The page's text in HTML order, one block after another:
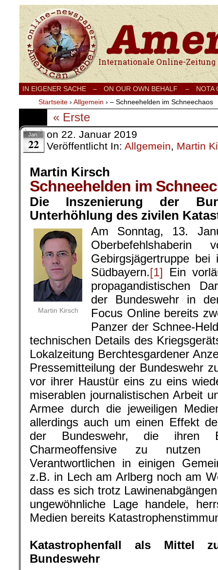
Internationale Onlinezeitung für Frieden,
IN EIGENER SACHE – ON OUR OWN BEHALF –
NOTA
Startseite › Allgemein › – Schneehelden im Schneechaos
« Erste
Jan.
22
on 22. Januar 2019
Veröffentlicht In: Allgemein, Martin
Martin Kirsch
Schneehelden im
Die Inszenierung der
Unterhöhlung des zivilen
Martin Kirsch
Am Sonntag, 13.
Gebirgsjägertruppe
Südbayern.[1] Ein
propagandistischen
der Bundeswehr in
Focus Online bereits
Panzer der Schnee-
technischen Details des
Lokalzeitung Berchtesgardener
Pressemitteilung der Bundeswehr
vor ihrer Haustür eins zu eins
miserablen journalistischen Arbeit
Armee durch die jeweiligen
allerdings auch um einen Effekt
der Bundeswehr, die ihren
Charmeoffensive zu
Verantwortlichen in einigen
z.B. in Lech am Arlberg noch am
dass es sich trotz
ungewöhnliche Lage handele,
Medien bereits
Katastrophenfall als Mittel
Bundeswehr